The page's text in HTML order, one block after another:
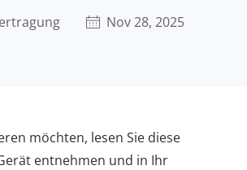
Nov 28, 2025
möchten, lesen Sie diese
entnehmen und in Ihr